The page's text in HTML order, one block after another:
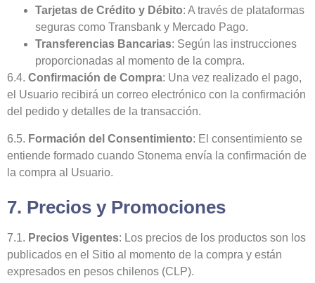
Tarjetas de Crédito y Débito: A través de plataformas
seguras como Transbank y Mercado Pago.
Transferencias Bancarias: Según las instrucciones
proporcionadas al momento de la compra.
6.4. Confirmación de Compra: Una vez realizado el pago,
el Usuario recibirá un correo electrónico con la confirmación
del pedido y detalles de la transacción.
6.5. Formación del Consentimiento: El consentimiento se
entiende formado cuando Stonema envía la confirmación de
la compra al Usuario.
7. Precios y Promociones
7.1. Precios Vigentes: Los precios de los productos son los
publicados en el Sitio al momento de la compra y están
expresados en pesos chilenos (CLP).